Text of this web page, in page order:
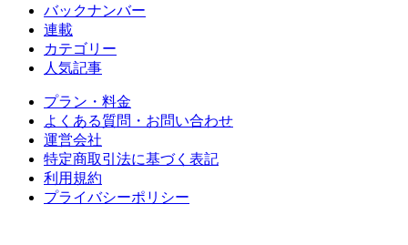
バックナンバー
連載
カテゴリー
人気記事
プラン・料金
よくある質問・お問い合わせ
運営会社
特定商取引法に基づく表記
利用規約
プライバシーポリシー